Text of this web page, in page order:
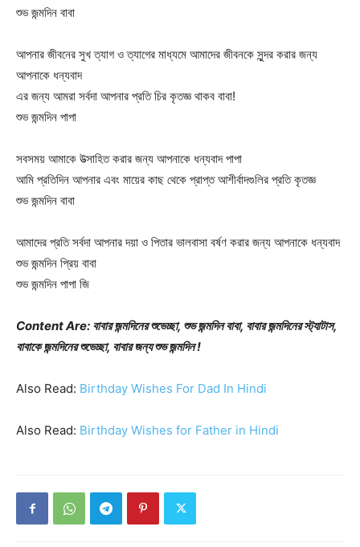
শুভ জন্মদিন বাবা
আপনার জীবনের সুখ ত্যাগ ও ত্যাগের মাধ্যমে আমাদের জীবনকে সুন্দর করার জন্য
আপনাকে ধন্যবাদ
এর জন্য আমরা সর্বদা আপনার প্রতি চির কৃতজ্ঞ থাকব বাবা!
শুভ জন্মদিন পাপা
সবসময় আমাকে উত্সাহিত করার জন্য আপনাকে ধন্যবাদ পাপা
আমি প্রতিদিন আপনার এবং মায়ের কাছ থেকে প্রাপ্ত আশীর্বাদগুলির প্রতি কৃতজ্ঞ
শুভ জন্মদিন বাবা
আমাদের প্রতি সর্বদা আপনার দয়া ও পিতার ভালবাসা বর্ষণ করার জন্য আপনাকে ধন্যবাদ
শুভ জন্মদিন প্রিয় বাবা
শুভ জন্মদিন পাপা জি
Content Are: বাবার জন্মদিনের শুভেচ্ছা, শুভ জন্মদিন বাবা, বাবার জন্মদিনের স্ট্যাটাস,
বাবাকে জন্মদিনের শুভেচ্ছা, বাবার জন্য শুভ জন্মদিন !
Also Read: Birthday Wishes For Dad In Hindi
Also Read: Birthday Wishes for Father in Hindi